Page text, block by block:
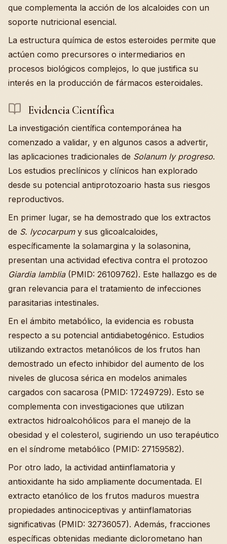
que complementa la acción de los alcaloides con un
soporte nutricional esencial.
La estructura química de estos esteroides permite que
actúen como precursores o intermediarios en
procesos biológicos complejos, lo que justifica su
interés en la producción de fármacos esteroidales.
Evidencia Científica
La investigación científica contemporánea ha
comenzado a validar, y en algunos casos a advertir,
las aplicaciones tradicionales de Solanum ly progreso.
Los estudios preclínicos y clínicos han explorado
desde su potencial antiprotozoario hasta sus riesgos
reproductivos.
En primer lugar, se ha demostrado que los extractos
de S. lycocarpumy sus glicoalcaloides,
específicamente la solamargina y la solasonina,
presentan una actividad efectiva contra el protozoo
Giardia lamblia(PMID: 26109762). Este hallazgo es de
gran relevancia para el tratamiento de infecciones
parasitarias intestinales.
En el ámbito metabólico, la evidencia es robusta
respecto a su potencial antidiabetogénico. Estudios
utilizando extractos metanólicos de los frutos han
demostrado un efecto inhibidor del aumento de los
niveles de glucosa sérica en modelos animales
cargados con sacarosa (PMID: 17249729). Esto se
complementa con investigaciones que utilizan
extractos hidroalcohólicos para el manejo de la
obesidad y el colesterol, sugiriendo un uso terapéutico
en el síndrome metabólico (PMID: 27159582).
Por otro lado, la actividad antiinflamatoria y
antioxidante ha sido ampliamente documentada. El
extracto etanólico de los frutos maduros muestra
propiedades antinociceptivas y antiinflamatorias
significativas (PMID: 32736057). Además, fracciones
específicas obtenidas mediante diclorometano han